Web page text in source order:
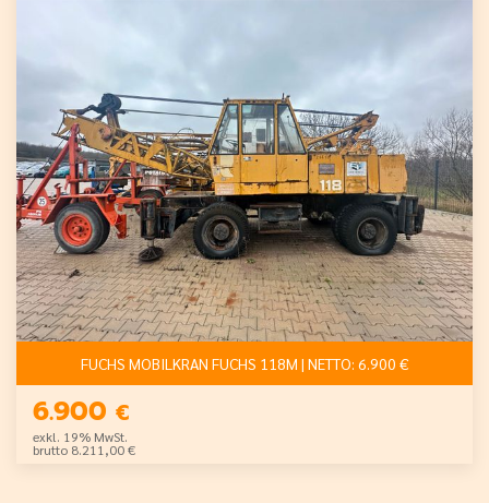
FUCHS MOBILKRAN FUCHS 118M | NETTO: 6.900 €
6.900 €
exkl. 19% MwSt.
brutto 8.211,00 €